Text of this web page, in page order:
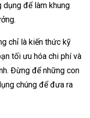
dụng để làm khung
chỉ là kiến thức kỹ
tối ưu hóa chi phí và
Đừng để những con
chúng để đưa ra